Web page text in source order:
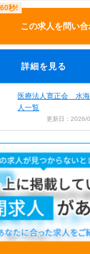
この求人を問い合
詳細を見る
医療法人寛正会 水
人一覧
更新日：